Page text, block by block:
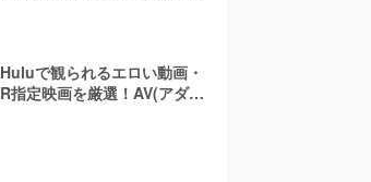
Huluで観られるエロい動画・
R指定映画を厳選！AV(アダル